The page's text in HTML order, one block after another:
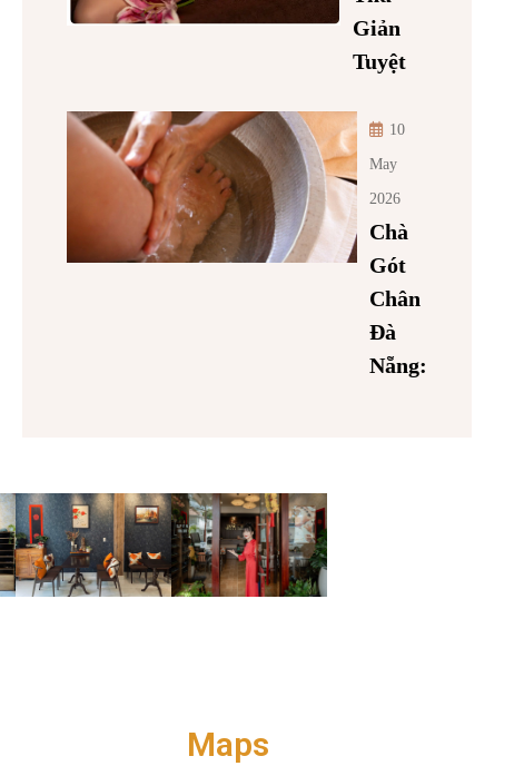
Giản
Tuyệt
10
May
2026
Chà
Gót
Chân
Đà
Nẵng:
Maps